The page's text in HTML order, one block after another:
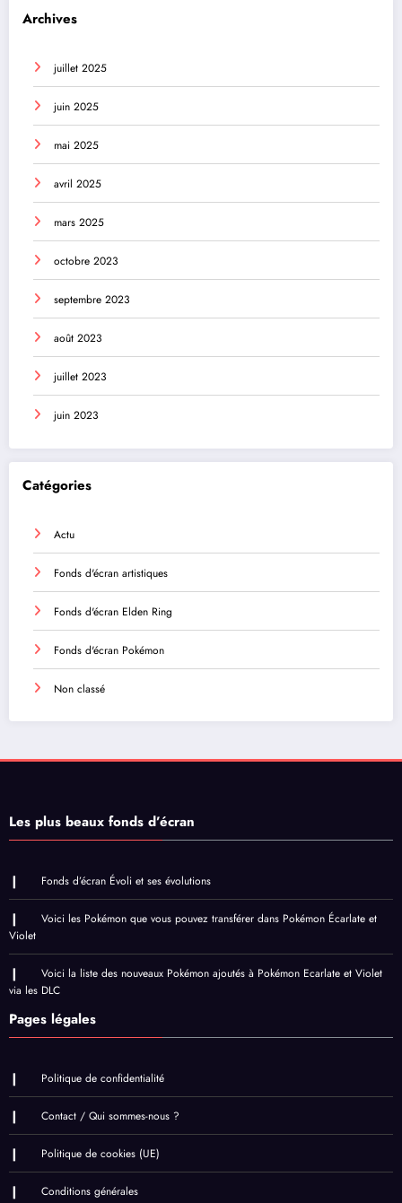
Archives
juillet 2025
juin 2025
mai 2025
avril 2025
mars 2025
octobre 2023
septembre 2023
août 2023
juillet 2023
juin 2023
Catégories
Actu
Fonds d'écran artistiques
Fonds d'écran Elden Ring
Fonds d'écran Pokémon
Non classé
Les plus beaux fonds d’écran
Fonds d’écran Évoli et ses évolutions
Voici les Pokémon que vous pouvez transférer dans Pokémon Écarlate et
Violet
Voici la liste des nouveaux Pokémon ajoutés à Pokémon Ecarlate et Violet
via les DLC
Pages légales
Politique de confidentialité
Contact / Qui sommes-nous ?
Politique de cookies (UE)
Conditions générales